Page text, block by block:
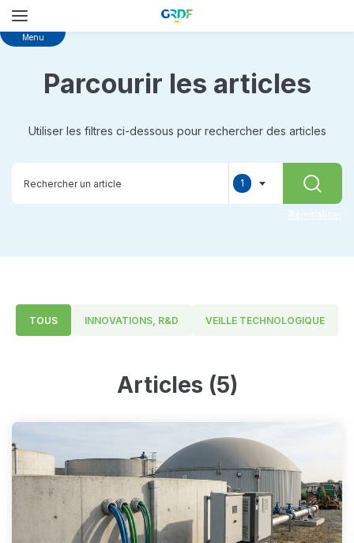
Skip
Menu
Parcourir les articles
Utiliser les filtres ci-dessous pour rechercher des articles
1
Réinitialiser
TOUS INNOVATIONS, R&D VEILLE TECHNOLOGIQUE
Articles (5)